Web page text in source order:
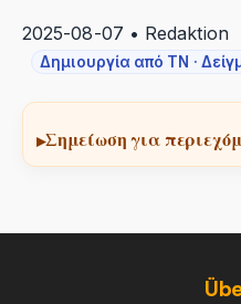
2025-08-07 • Redaktion
Δημιουργία από ΤΝ ·
Σημείωση για